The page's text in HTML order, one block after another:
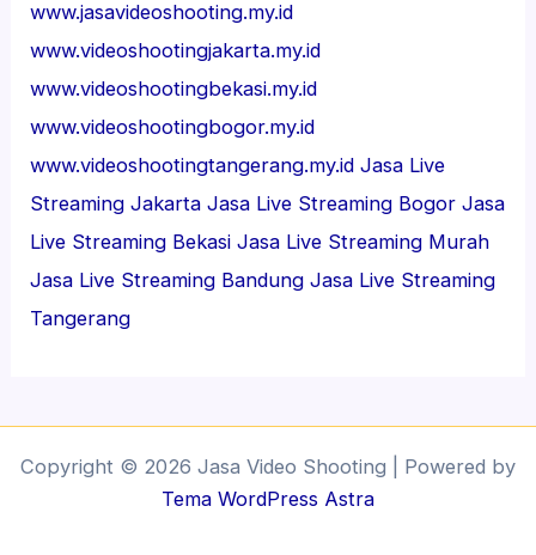
www.jasavideoshooting.my.id
www.videoshootingjakarta.my.id
www.videoshootingbekasi.my.id
www.videoshootingbogor.my.id
www.videoshootingtangerang.my.id Jasa Live
Streaming Jakarta Jasa Live Streaming Bogor Jasa
Live Streaming Bekasi Jasa Live Streaming Murah
Jasa Live Streaming Bandung Jasa Live Streaming
Tangerang
Copyright © 2026 Jasa Video Shooting | Powered by
Tema WordPress Astra